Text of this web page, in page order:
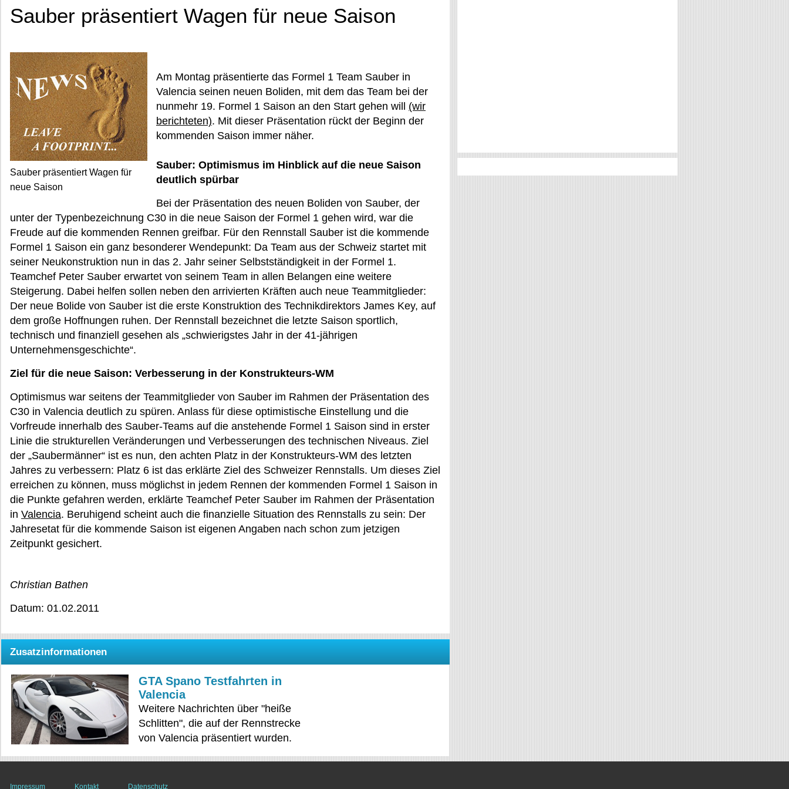
Sauber präsentiert Wagen für neue Saison
Sauber präsentiert Wagen für
neue Saison
Am Montag präsentierte das Formel 1 Team Sauber in
Valencia seinen neuen Boliden, mit dem das Team bei der
nunmehr 19. Formel 1 Saison an den Start gehen will (wir
berichteten). Mit dieser Präsentation rückt der Beginn der
kommenden Saison immer näher.
Sauber: Optimismus im Hinblick auf die neue Saison
deutlich spürbar
Bei der Präsentation des neuen Boliden von Sauber, der
unter der Typenbezeichnung C30 in die neue Saison der Formel 1 gehen wird, war die
Freude auf die kommenden Rennen greifbar. Für den Rennstall Sauber ist die kommende
Formel 1 Saison ein ganz besonderer Wendepunkt: Da Team aus der Schweiz startet mit
seiner Neukonstruktion nun in das 2. Jahr seiner Selbstständigkeit in der Formel 1.
Teamchef Peter Sauber erwartet von seinem Team in allen Belangen eine weitere
Steigerung. Dabei helfen sollen neben den arrivierten Kräften auch neue Teammitglieder:
Der neue Bolide von Sauber ist die erste Konstruktion des Technikdirektors James Key, auf
dem große Hoffnungen ruhen. Der Rennstall bezeichnet die letzte Saison sportlich,
technisch und finanziell gesehen als „schwierigstes Jahr in der 41-jährigen
Unternehmensgeschichte“.
Ziel für die neue Saison: Verbesserung in der Konstrukteurs-WM
Optimismus war seitens der Teammitglieder von Sauber im Rahmen der Präsentation des
C30 in Valencia deutlich zu spüren. Anlass für diese optimistische Einstellung und die
Vorfreude innerhalb des Sauber-Teams auf die anstehende Formel 1 Saison sind in erster
Linie die strukturellen Veränderungen und Verbesserungen des technischen Niveaus. Ziel
der „Saubermänner“ ist es nun, den achten Platz in der Konstrukteurs-WM des letzten
Jahres zu verbessern: Platz 6 ist das erklärte Ziel des Schweizer Rennstalls. Um dieses Ziel
erreichen zu können, muss möglichst in jedem Rennen der kommenden Formel 1 Saison in
die Punkte gefahren werden, erklärte Teamchef Peter Sauber im Rahmen der Präsentation
in Valencia. Beruhigend scheint auch die finanzielle Situation des Rennstalls zu sein: Der
Jahresetat für die kommende Saison ist eigenen Angaben nach schon zum jetzigen
Zeitpunkt gesichert.
Christian Bathen
Datum: 01.02.2011
Zusatzinformationen
GTA Spano Testfahrten in
Valencia
Weitere Nachrichten über "heiße
Schlitten", die auf der Rennstrecke
von Valencia präsentiert wurden.
Impressum Kontakt Datenschutz